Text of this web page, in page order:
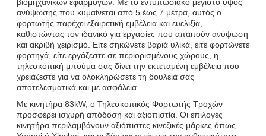
ανύψωσης που κυμαίνεται από 5 έως 7 μέτρα, αυτός ο
φορτωτής παρέχει εξαιρετική εμβέλεια και ευελιξία,
καθιστώντας τον ιδανικό για εργασίες που απαιτούν ανύψωση
και ακριβή χειρισμό. Είτε σηκώνετε βαριά υλικά, είτε φορτώνετε
φορτηγά, είτε εργάζεστε σε περιορισμένους χώρους, η
τηλεσκοπική μπούμα σας δίνει την εκτεταμένη εμβέλεια που
χρειάζεστε για να ολοκληρώσετε τη δουλειά σας
αποτελεσματικά και με ασφάλεια.
Με κινητήρα 83kW, ο Τηλεσκοπικός Φορτωτής Τροχών
προσφέρει ισχυρή απόδοση και αξιοπιστία. Οι επιλογές
κινητήρα περιλαμβάνουν αξιόπιστες κινεζικές μάρκες όπως